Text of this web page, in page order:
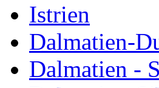
Istrien
Dalmatien-
Dalmatien -